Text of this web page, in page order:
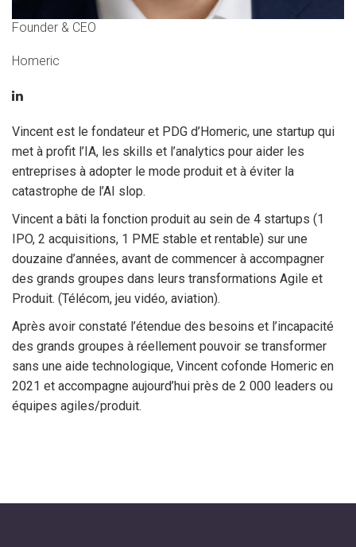
Founder & CEO
Homeric
Vincent est le fondateur et PDG d’Homeric, une startup qui
met à profit l’IA, les skills et l’analytics pour aider les
entreprises à adopter le mode produit et à éviter la
catastrophe de l’AI slop.
Vincent a bâti la fonction produit au sein de 4 startups (1
IPO, 2 acquisitions, 1 PME stable et rentable) sur une
douzaine d’années, avant de commencer à accompagner
des grands groupes dans leurs transformations Agile et
Produit. (Télécom, jeu vidéo, aviation).
Après avoir constaté l’étendue des besoins et l’incapacité
des grands groupes à réellement pouvoir se transformer
sans une aide technologique, Vincent cofonde Homeric en
2021 et accompagne aujourd’hui près de 2 000 leaders ou
équipes agiles/produit.